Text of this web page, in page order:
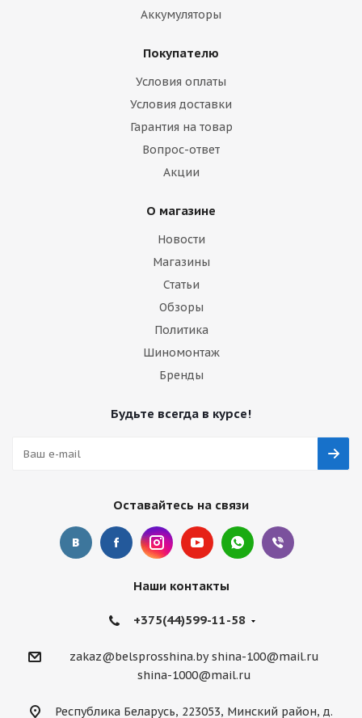
Аккумуляторы
Покупателю
Условия оплаты
Условия доставки
Гарантия на товар
Вопрос-ответ
Акции
О магазине
Новости
Магазины
Статьи
Обзоры
Политика
Шиномонтаж
Бренды
Будьте всегда в курсе!
Оставайтесь на связи
Наши контакты
+375(44)599-11-58
zakaz@belsprosshina.by shina-100@mail.ru
shina-1000@mail.ru
Республика Беларусь, 223053, Минский район, д.